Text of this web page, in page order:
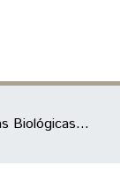
TCC - Ciências Biológicas - Ecologia e Biodiversidade